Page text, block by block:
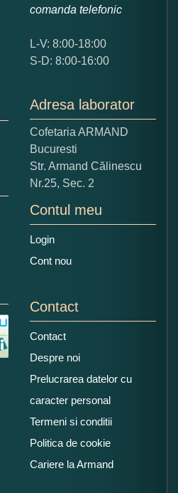
produs?
5
din imagine:
comanda telefonic
L-V: 8:00-18:00
S-D: 8:00-16:00
Adresa laborator
Cofetaria ARMAND
Bucuresti
Str. Armand Călinescu
Nr.25, Sec. 2
Contul meu
Login
Cont nou
Contact
Contact
Despre noi
Prelucrarea datelor cu
caracter personal
Termeni si conditii
Politica de cookie
Cariere la Armand